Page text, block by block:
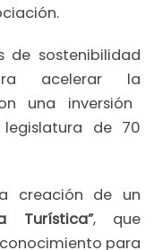
de sostenibilidad
acelerar la
una inversión
de 70
creación de un
Turística”, que
para